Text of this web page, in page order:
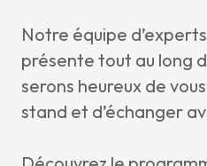
Notre équipe
présente tout au long
serons heureux de
stand et d’échanger